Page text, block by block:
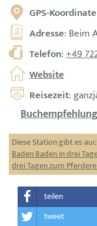
GPS-
Adresse: Beim
Telefon:+49
Website
Reisezeit:
Diese Station gibt es
Baden Baden in drei
drei Tagen zum
teilen
tweet